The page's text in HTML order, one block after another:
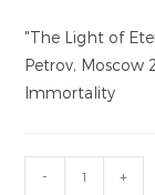
"The Light of
Petrov, Moscow
Immortality
- +